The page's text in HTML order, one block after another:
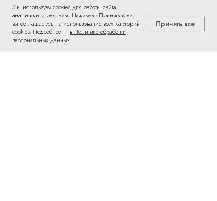
Мы используем cookies для работы сайта,
аналитики и рекламы. Нажимая «Принять все»,
вы соглашаетесь на использование всех категорий
cookies. Подробнее — в Политике обработки
персональных данных.
Принять все